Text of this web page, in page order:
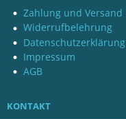
Zahlung und Versand
Widerrufbelehrung
Datenschutzerklärung
Impressum
AGB
KONTAKT